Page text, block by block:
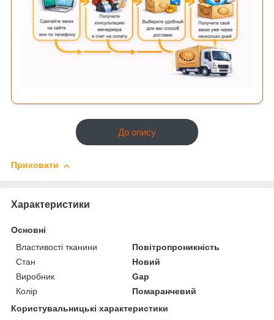
До опису
Приховати
Характеристики
Основні
Властивості тканини
Повітропроникність
Стан
Новий
Виробник
Gap
Колір
Помаранчевий
Користувальницькі характеристики